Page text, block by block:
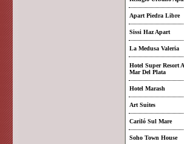
Apart Piedra Libre
Sissi Haz Apart
La Medusa Valeria
Hotel Super Resort
Mar Del Plata
Hotel Marash
Art Suites
Cariló Sul Mare
Soho Town House